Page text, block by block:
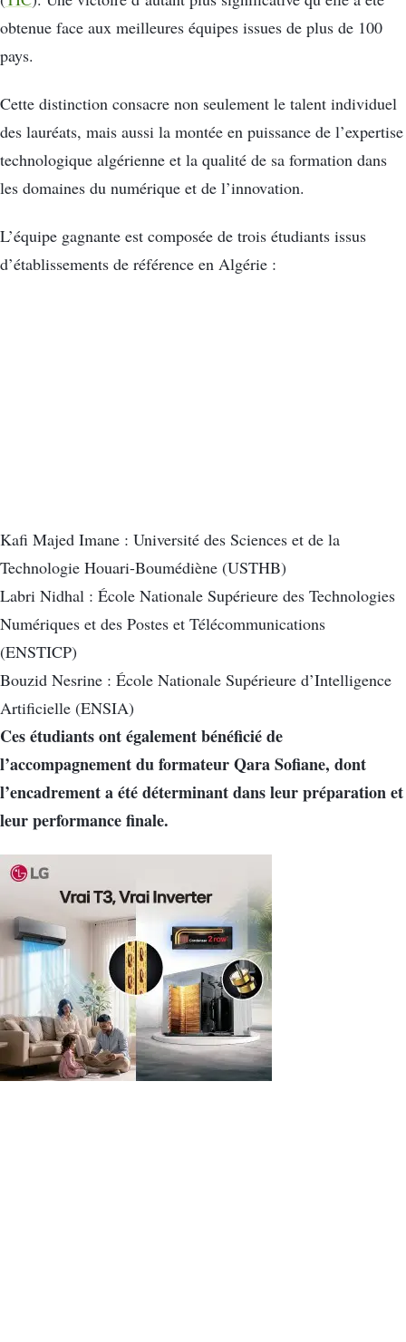
obtenue face aux meilleures équipes issues de plus de 100
pays.
Cette distinction consacre non seulement le talent individuel
des lauréats, mais aussi la montée en puissance de l’expertise
technologique algérienne et la qualité de sa formation dans
les domaines du numérique et de l’innovation.
L’équipe gagnante est composée de trois étudiants issus
d’établissements de référence en Algérie :
Kafi Majed Imane : Université des Sciences et de la
Technologie Houari-Boumédiène (USTHB)
Labri Nidhal : École Nationale Supérieure des Technologies
Numériques et des Postes et Télécommunications
(ENSTICP)
Bouzid Nesrine : École Nationale Supérieure d’Intelligence
Artificielle (ENSIA)
Ces étudiants ont également bénéficié de
l’accompagnement du formateur Qara Sofiane, dont
l’encadrement a été déterminant dans leur préparation et
leur performance finale.